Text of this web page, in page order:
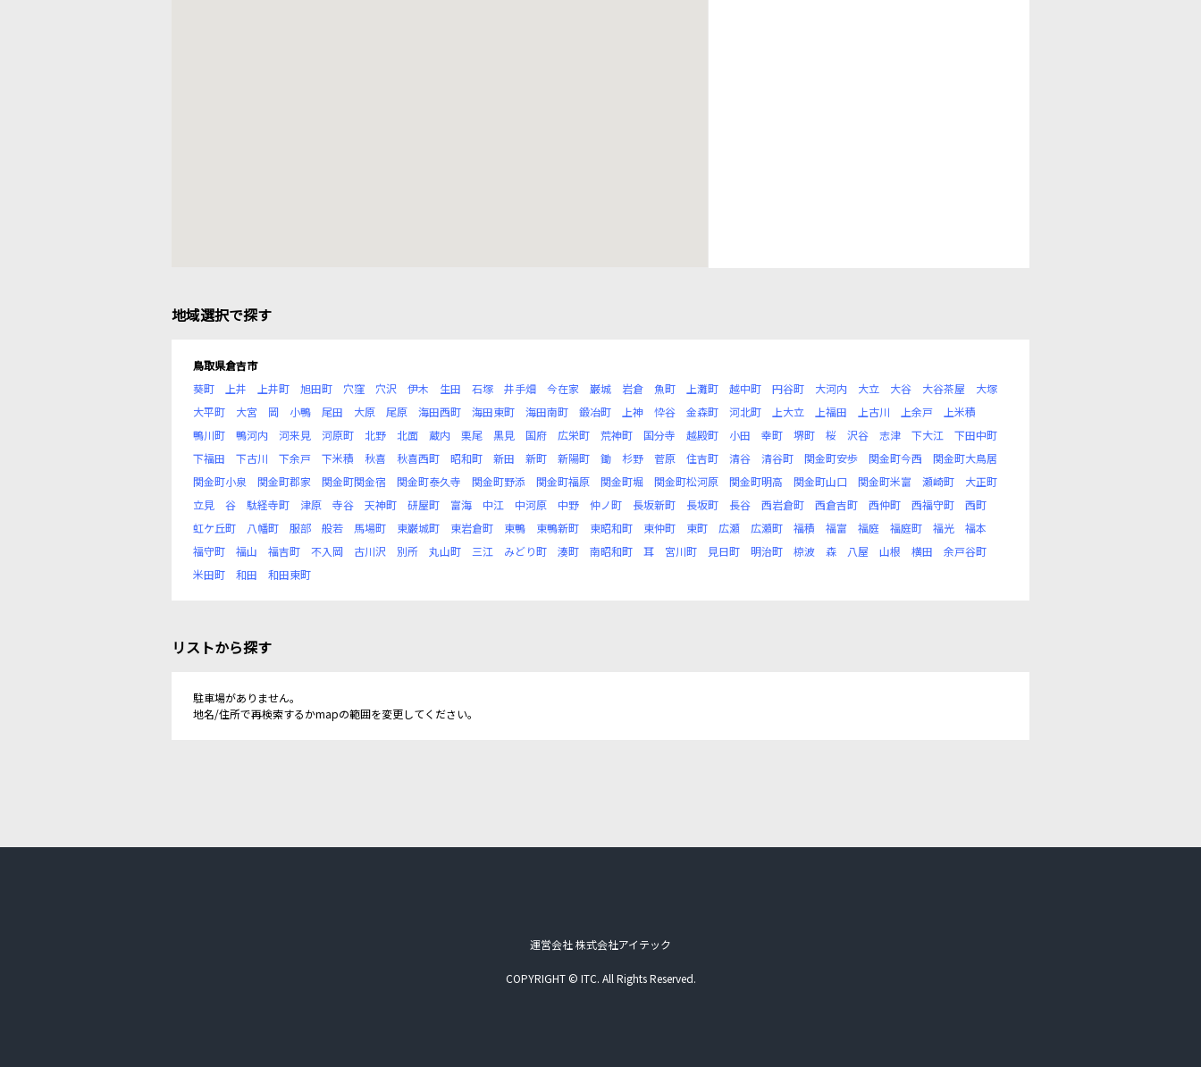
地域選択で探す
鳥取県倉吉市
葵町
上井 上井町 旭田町 穴窪 穴沢 伊木 生田 石塚 井手畑 今在家 巌城 岩倉 魚町 上灘町 越中町 円谷町 大河内 大立 大谷 大谷茶屋
大塚
大平町
大宮 岡 小鴨 尾田 大原 尾原 海田西町 海田東町 海田南町 鍛冶町 上神 忰谷 金森町 河北町 上大立 上福田 上古川 上余戸
上米積
鴨川町
鴨河内 河来見 河原町 北野 北面 蔵内 栗尾 黒見 国府 広栄町 荒神町 国分寺 越殿町 小田 幸町 堺町 桜 沢谷 志津 下大江
下田中町
下福田
下古川 下余戸 下米積 秋喜 秋喜西町 昭和町 新田 新町 新陽町 鋤 杉野 菅原 住吉町 清谷 清谷町 関金町安歩 関金町今西
関金町大鳥居
関金町小泉
関金町郡家 関金町関金宿 関金町泰久寺 関金町野添 関金町福原 関金町堀 関金町松河原 関金町明高 関金町山口 関金町米富 瀬崎町
大正町
立見
谷 駄経寺町 津原 寺谷 天神町 研屋町 富海 中江 中河原 中野 仲ノ町 長坂新町 長坂町 長谷 西岩倉町 西倉吉町 西仲町 西福守町
西町
虹ケ丘町
八幡町 服部 般若 馬場町 東巌城町 東岩倉町 東鴨 東鴨新町 東昭和町 東仲町 東町 広瀬 広瀬町 福積 福富 福庭 福庭町 福光
福本
福守町
福山 福吉町 不入岡 古川沢 別所 丸山町 三江 みどり町 湊町 南昭和町 耳 宮川町 見日町 明治町 椋波 森 八屋 山根 横田
余戸谷町
米田町
和田 和田東町
リストから探す
駐車場がありません。
地名/住所で再検索するかmapの範囲を変更してください。
運営会社 株式会社アイテック
COPYRIGHT © ITC. All Rights Reserved.